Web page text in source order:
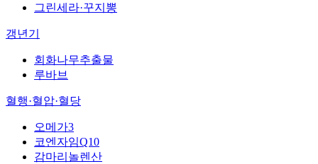
그린세라·꾸지뽕
갱년기
회화나무추출물
루바브
혈행·혈압·혈당
오메가3
코엔자임Q10
감마리놀렌산